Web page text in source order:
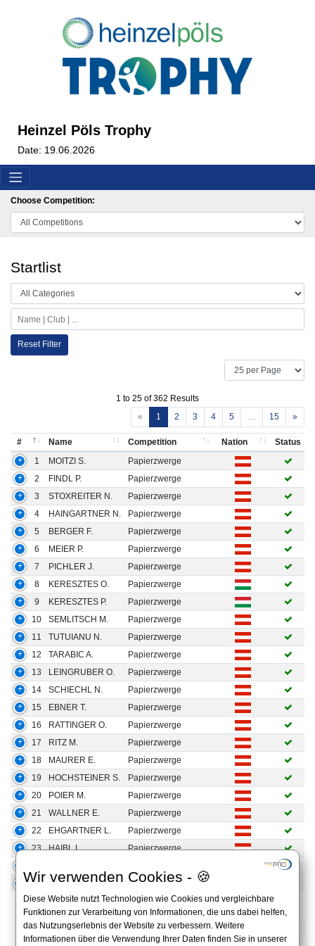
Wir verwenden Cookies - 🍪
Diese Website nutzt Technologien wie Cookies und vergleichbare
Funktionen zur Verarbeitung von Informationen, die uns dabei helfen,
das Nutzungserlebnis der Website zu verbessern. Weitere
Informationen über die Verwendung Ihrer Daten finden Sie in unserer
Heinzel Pöls Trophy
Date: 19.06.2026
Choose Competition:
Startlist
Reset Filter
1 to 25 of 362 Results
«
1 2 3 4 5 … 15 »
# Name Competition Nation
Status
1
MOITZI S.
Papierzwerge
2
FINDL P.
Papierzwerge
3
STOXREITER N.
Papierzwerge
4
HAINGARTNER N.
Papierzwerge
5
BERGER F.
Papierzwerge
6
MEIER P.
Papierzwerge
7
PICHLER J.
Papierzwerge
8
KERESZTES O.
Papierzwerge
9
KERESZTES P.
Papierzwerge
10
SEMLITSCH M.
Papierzwerge
11
TUTUIANU N.
Papierzwerge
12
TARABIC A.
Papierzwerge
13
LEINGRUBER O.
Papierzwerge
14
SCHIECHL N.
Papierzwerge
15
EBNER T.
Papierzwerge
16
RATTINGER O.
Papierzwerge
17
RITZ M.
Papierzwerge
18
MAURER E.
Papierzwerge
19
HOCHSTEINER S.
Papierzwerge
20
POIER M.
Papierzwerge
21
WALLNER E.
Papierzwerge
22
EHGARTNER L.
Papierzwerge
23
HAIBL L.
Papierzwerge
25
PERFLER T. Papierzwerge
1 to 25 of 362 Results
«
1 2 3 4 5